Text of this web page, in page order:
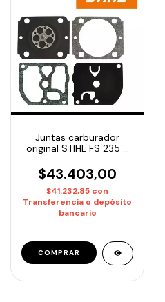
Juntas carburador
original STIHL FS 235 -
$43.403,00
$41.232,85 con
Transferencia o depósito
bancario